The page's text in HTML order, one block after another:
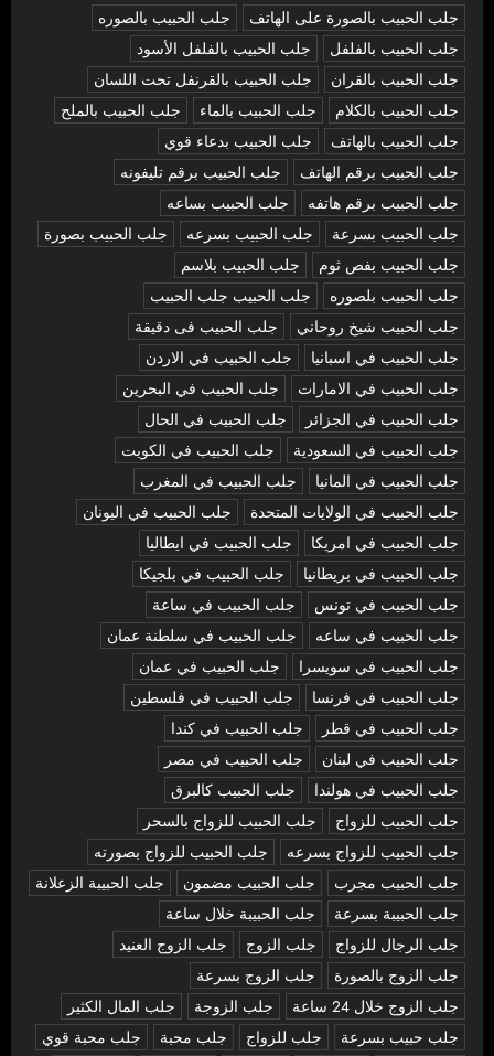
جلب الحبيب بالصورة على الهاتف
جلب الحبيب بالصوره
جلب الحبيب بالفلفل
جلب الحبيب بالفلفل الأسود
جلب الحبيب بالقران
جلب الحبيب بالقرنفل تحت اللسان
جلب الحبيب بالكلام
جلب الحبيب بالماء
جلب الحبيب بالملح
جلب الحبيب بالهاتف
جلب الحبيب بدعاء قوي
جلب الحبيب برقم الهاتف
جلب الحبيب برقم تليفونه
جلب الحبيب برقم هاتفه
جلب الحبيب بساعه
جلب الحبيب بسرعة
جلب الحبيب بسرعه
جلب الحبيب بصورة
جلب الحبيب بفص ثوم
جلب الحبيب بلاسم
جلب الحبيب بلصوره
جلب الحبيب جلب الحبيب
جلب الحبيب شيخ روحاني
جلب الحبيب فى دقيقة
جلب الحبيب في اسبانيا
جلب الحبيب في الاردن
جلب الحبيب في الامارات
جلب الحبيب في البحرين
جلب الحبيب في الجزائر
جلب الحبيب في الحال
جلب الحبيب في السعودية
جلب الحبيب في الكويت
جلب الحبيب في المانيا
جلب الحبيب في المغرب
جلب الحبيب في الولايات المتحدة
جلب الحبيب في اليونان
جلب الحبيب في امريكا
جلب الحبيب في ايطاليا
جلب الحبيب في بريطانيا
جلب الحبيب في بلجيكا
جلب الحبيب في تونس
جلب الحبيب في ساعة
جلب الحبيب في ساعه
جلب الحبيب في سلطنة عمان
جلب الحبيب في سويسرا
جلب الحبيب في عمان
جلب الحبيب في فرنسا
جلب الحبيب في فلسطين
جلب الحبيب في قطر
جلب الحبيب في كندا
جلب الحبيب في لبنان
جلب الحبيب في مصر
جلب الحبيب في هولندا
جلب الحبيب كالبرق
جلب الحبيب للزواج
جلب الحبيب للزواج بالسحر
جلب الحبيب للزواج بسرعه
جلب الحبيب للزواج بصورته
جلب الحبيب مجرب
جلب الحبيب مضمون
جلب الحبيبة الزعلانة
جلب الحبيبة بسرعة
جلب الحبيبة خلال ساعة
جلب الرجال للزواج
جلب الزوج
جلب الزوج العنيد
جلب الزوج بالصورة
جلب الزوج بسرعة
جلب الزوج خلال 24 ساعة
جلب الزوجة
جلب المال الكثير
جلب حبيب بسرعة
جلب للزواج جلب محبة
جلب محبة قوي